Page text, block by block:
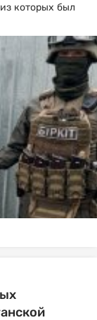
которых был